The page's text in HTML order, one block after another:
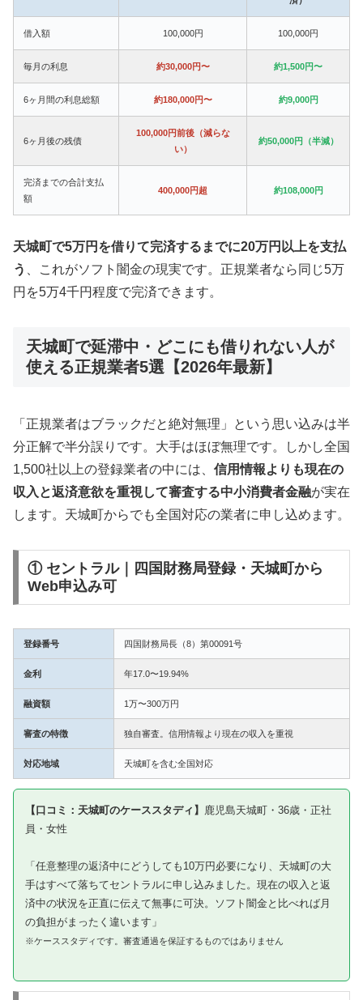
借入額 100,000円 100,000円
毎月の利息 約30,000円〜 約1,500円〜
6ヶ月間の利息総額 約180,000円〜 約9,000円
6ヶ月後の残債
100,000円前後（減らな
い）
約50,000円（半減）
完済までの合計支払
額
400,000円超 約108,000円
天城町で5万円を借りて完済するまでに20万円以上を支払
う
、これがソフト闇金の現実です。正規業者なら同じ5万
円を5万4千円程度で完済できます。
天城町で延滞中・どこにも借りれない人が
使える正規業者5選【2026年最新】
「正規業者はブラックだと絶対無理」という思い込みは半
分正解で半分誤りです。大手はほぼ無理です。しかし全国
1,500社以上の登録業者の中には、 信用情報よりも現在の
収入と返済意欲を重視して審査する中小消費者金融が実在
します。天城町からでも全国対応の業者に申し込めます。
① セントラル｜四国財務局登録・天城町から
Web申込み可
登録番号 四国財務局長（8）第00091号
金利 年17.0〜19.94%
融資額 1万〜300万円
審査の特徴 独自審査。信用情報より現在の収入を重視
対応地域 天城町を含む全国対応
【口コミ：天城町のケーススタディ】
鹿児島天城町・36歳・正社
員・女性
「任意整理の返済中にどうしても10万円必要になり、天城町の大
手はすべて落ちてセントラルに申し込みました。現在の収入と返
済中の状況を正直に伝えて無事に可決。ソフト闇金と比べれば月
の負担がまったく違います」
※ケーススタディです。審査通過を保証するものではありません